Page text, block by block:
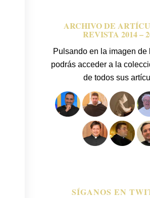
ARCHIVO DE
REVISTA 2014 –
Pulsando en la imagen de
podrás acceder a la
de todos sus
SÍGANOS EN